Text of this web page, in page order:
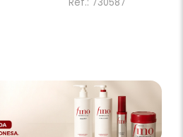
Ref.: 730587